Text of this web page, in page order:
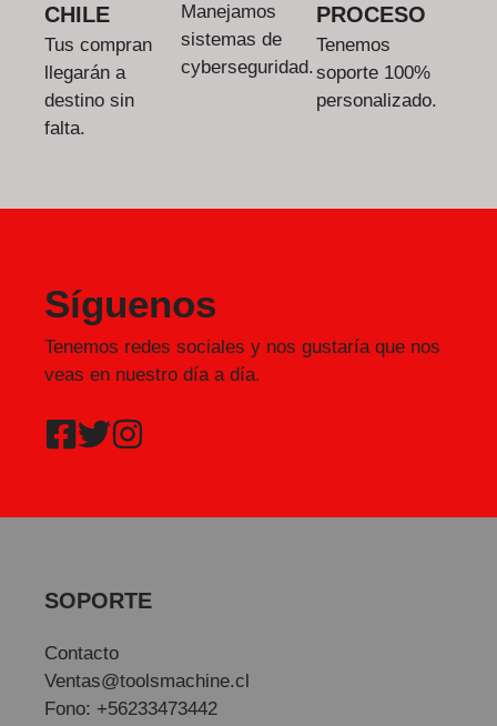
CHILE
Tus compran
llegarán a
destino sin
falta.
Manejamos
sistemas de
cyberseguridad.
PROCESO
Tenemos
soporte 100%
personalizado.
Síguenos
Tenemos redes sociales y nos gustaría que nos
veas en nuestro día a día.
SOPORTE
Contacto
Ventas@toolsmachine.cl
Fono: +56233473442